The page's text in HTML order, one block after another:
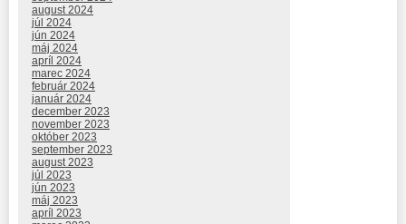
august 2024
júl 2024
jún 2024
máj 2024
apríl 2024
marec 2024
február 2024
január 2024
december 2023
november 2023
október 2023
september 2023
august 2023
júl 2023
jún 2023
máj 2023
apríl 2023